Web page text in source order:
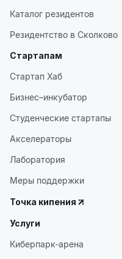
Каталог резидентов
Резидентство в Сколково
Стартапам
Стартап Хаб
Бизнес–инкубатор
Студенческие стартапы
Акселераторы
Лаборатория
Меры поддержки
Точка кипения
Услуги
Киберпарк-арена